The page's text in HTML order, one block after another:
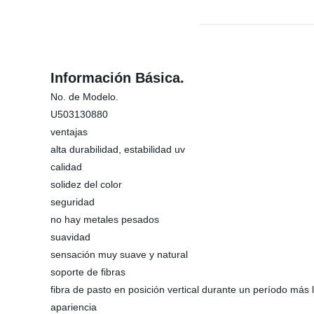
Información Básica.
No. de Modelo.
U503130880
ventajas
alta durabilidad, estabilidad uv
calidad
solidez del color
seguridad
no hay metales pesados
suavidad
sensación muy suave y natural
soporte de fibras
fibra de pasto en posición vertical durante un período más
apariencia